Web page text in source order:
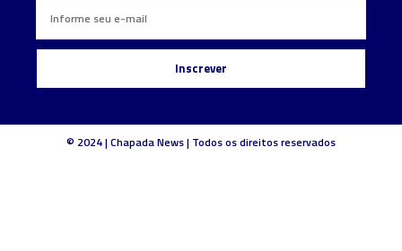
Inscrever
© 2024 | Chapada News | Todos os direitos reservados